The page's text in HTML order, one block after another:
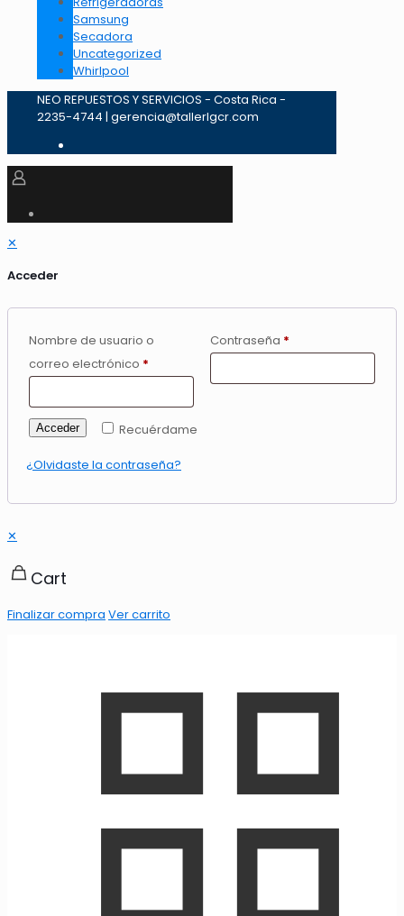
Samsung
Secadora
Uncategorized
Whirlpool
NEO REPUESTOS Y SERVICIOS - Costa Rica -
2235-4744 | gerencia@tallerlgcr.com
✕
Acceder
Nombre de usuario o
correo electrónico *
Contraseña *
Recuérdame
Acceder
¿Olvidaste la contraseña?
✕
Cart
Finalizar compra Ver carrito